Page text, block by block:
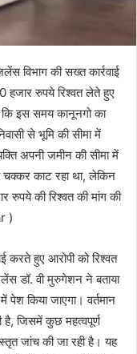
विभाग की सख्त कार्रवाई
हजार रुपये रिश्वत लेते हुए
कि इस समय कानूनगो का
से भूमि की सीमा में
अपनी जमीन की सीमा में
चक्कर काट रहा था, लेकिन
की रिश्वत की मांग की
)
करते हुए आरोपी को रिश्वत
डॉ. वी मुरुगेशन ने बताया
पेश किया जाएगा। वर्तमान
है, जिसमें कुछ महत्वपूर्ण
जांच की जा रही है। यह